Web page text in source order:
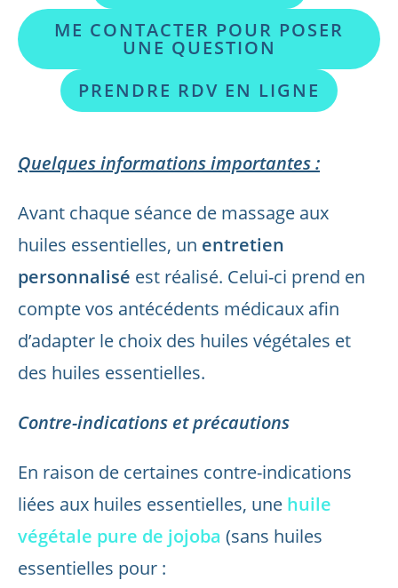
ME CONTACTER POUR POSER
UNE QUESTION
PRENDRE RDV EN LIGNE
Quelques informations importantes :
Avant chaque séance de massage aux
huiles essentielles, un entretien
personnalisé est réalisé. Celui-ci prend en
compte vos antécédents médicaux afin
d’adapter le choix des huiles végétales et
des huiles essentielles.
Contre-indications et précautions
En raison de certaines contre-indications
liées aux huiles essentielles, une huile
végétale pure de jojoba (sans huiles
essentielles pour :